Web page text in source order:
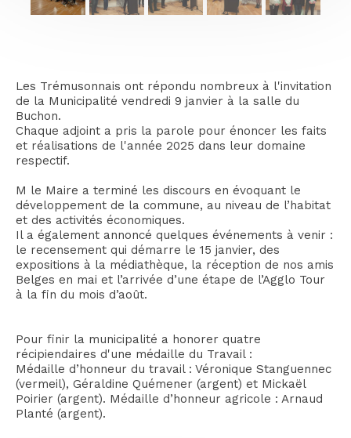
Les Trémusonnais ont répondu nombreux à l'invitation
de la Municipalité vendredi 9 janvier à la salle du
Buchon.
Chaque adjoint a pris la parole pour énoncer les faits
et réalisations de l'année 2025 dans leur domaine
respectif.
M le Maire a terminé les discours en évoquant le
développement de la commune, au niveau de l’habitat
et des activités économiques.
Il a également annoncé quelques événements à venir :
le recensement qui démarre le 15 janvier, des
expositions à la médiathèque, la réception de nos amis
Belges en mai et l’arrivée d’une étape de l’Agglo Tour
à la fin du mois d’août.
Pour finir la municipalité a honorer quatre
récipiendaires d'une médaille du Travail :
Médaille d’honneur du travail : Véronique Stanguennec
(vermeil), Géraldine Quémener (argent) et Mickaël
Poirier (argent). Médaille d’honneur agricole : Arnaud
Planté (argent).